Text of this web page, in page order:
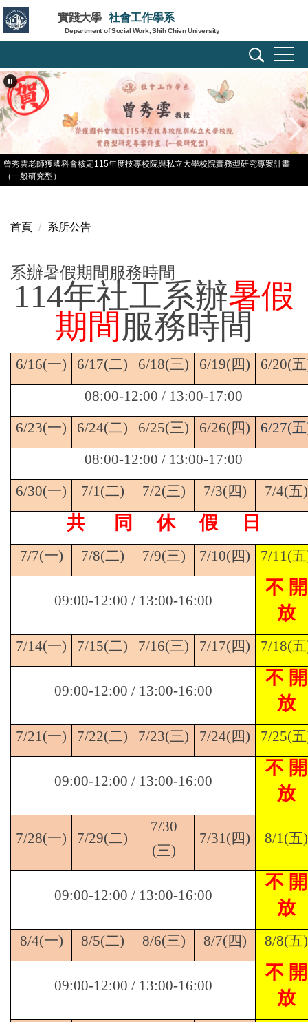
跳
到
主
內
容
區
實踐大學 社會工作學系
Department of Social Work, Shih Chien University
曾秀雲老師獲國科會核定115年度技專校院與私立大學校院實務型研究專案計畫
（一般研究型）
首頁 系所公告
系辦暑假期間服務時間
114年社工系辦暑假
期間 服務時間
6/16(一) 6/17(二) 6/18(三) 6/19(四) 6/20(
08:00-12:00 / 13:00-17:00
6/23(一) 6/24(二) 6/25(三) 6/26(四) 6/27(
08:00-12:00 / 13:00-17:00
6/30(一) 7/1(二) 7/2(三) 7/3(四) 7/4(五)
共 同 休 假 日
7/7(一) 7/8(二) 7/9(三) 7/10(四) 7/11(
09:00-12:00 / 13:00-16:00
不 開
放
7/14(一) 7/15(二) 7/16(三) 7/17(四) 7/18(
09:00-12:00 / 13:00-16:00
不 開
放
7/21(一) 7/22(二) 7/23(三) 7/24(四) 7/25(
09:00-12:00 / 13:00-16:00
不 開
放
7/28(一) 7/29(二)
7/30
(三)
7/31(四) 8/1(五)
09:00-12:00 / 13:00-16:00
不 開
放
8/4(一) 8/5(二) 8/6(三) 8/7(四) 8/8(五)
09:00-12:00 / 13:00-16:00
不 開
放